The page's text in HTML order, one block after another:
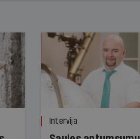
Intervija